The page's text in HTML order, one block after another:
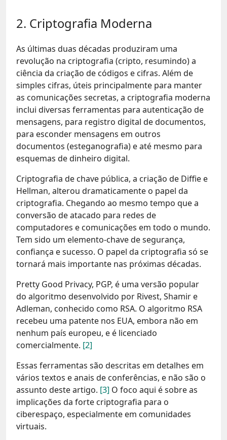
2. Criptografia Moderna
As últimas duas décadas produziram uma
revolução na criptografia (cripto, resumindo) a
ciência da criação de códigos e cifras. Além de
simples cifras, úteis principalmente para manter
as comunicações secretas, a criptografia moderna
inclui diversas ferramentas para autenticação de
mensagens, para registro digital de documentos,
para esconder mensagens em outros
documentos (esteganografia) e até mesmo para
esquemas de dinheiro digital.
Criptografia de chave pública, a criação de Diffie e
Hellman, alterou dramaticamente o papel da
criptografia. Chegando ao mesmo tempo que a
conversão de atacado para redes de
computadores e comunicações em todo o mundo.
Tem sido um elemento-chave de segurança,
confiança e sucesso. O papel da criptografia só se
tornará mais importante nas próximas décadas.
Pretty Good Privacy, PGP, é uma versão popular
do algoritmo desenvolvido por Rivest, Shamir e
Adleman, conhecido como RSA. O algoritmo RSA
recebeu uma patente nos EUA, embora não em
nenhum país europeu, e é licenciado
comercialmente. [2]
Essas ferramentas são descritas em detalhes em
vários textos e anais de conferências, e não são o
assunto deste artigo. [3] O foco aqui é sobre as
implicações da forte criptografia para o
ciberespaço, especialmente em comunidades
virtuais.